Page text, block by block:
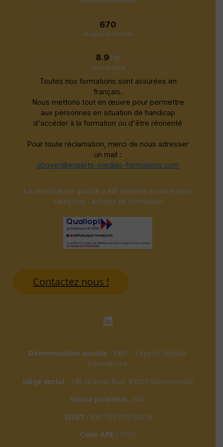
670
stagiaires formés
8.9 /10
note globale
Toutes nos formations sont assurées en
français.
Nous mettons tout en œuvre pour permettre
aux personnes en situation de handicap
d'accéder à la formation ou d'être réorienté
Pour toute réclamation, merci de nous adresser
un mail :
cboyer@experts-medias-formations.com
La certification qualité a été délivrée au titre de la
catégorie : Actions de formation
Contactez nous !
LinkedIn
Dénomination sociale : EMF – Experts Médias
Formations
Siège social : 136 Grande Rue, 93250 Villemomble
Statut juridique : SAS
SIRET : 939 735 775 00016
Code APE : 5710